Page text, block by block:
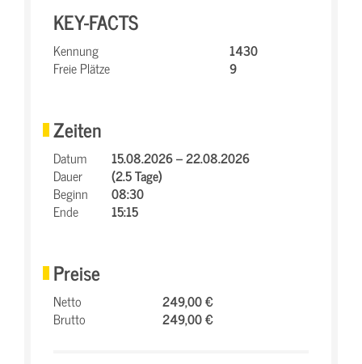
KEY-FACTS
Kennung
1430
Freie Plätze
9
Zeiten
Datum
15.08.2026 – 22.08.2026
Dauer
(2.5 Tage)
Beginn
08:30
Ende
15:15
Preise
Netto
249,00 €
Brutto
249,00 €